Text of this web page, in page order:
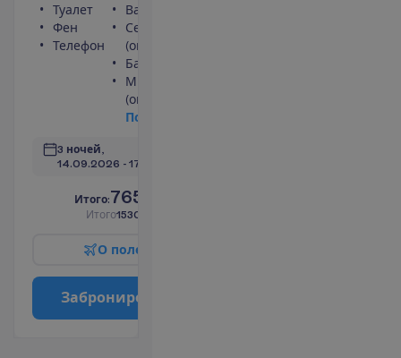
Туалет
Фен
Телефон
Ванна или душ
Сейф
(оплачивается)
Балкон
Мини-бар
(оплачивается)
По
3 ночей,
14.09.2026 - 17.09.2026
Итого:765.00
Итого1530.00
О поле
Заброниро